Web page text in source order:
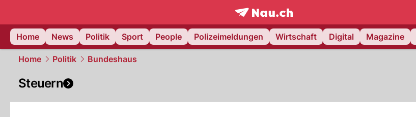
frontpage.NAU.ch
Home
News Politik Sport People Polizeimeldungen Wirtschaft Digital Magazine
Home Politik Bundeshaus
Steuern